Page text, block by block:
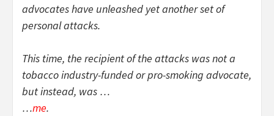
advocates have unleashed yet another set of
personal attacks.
This time, the recipient of the attacks was not a
tobacco industry-funded or pro-smoking advocate,
but instead, was …
…me.